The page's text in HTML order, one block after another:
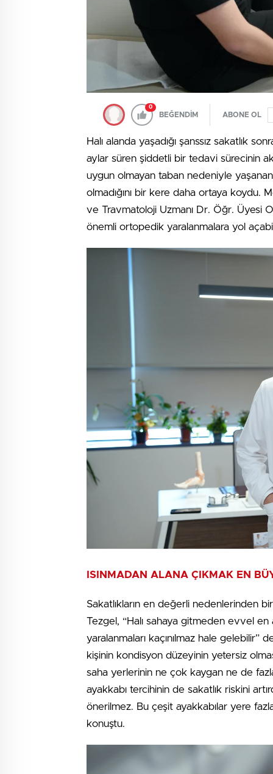
0
BEĞENDİM ABONE OL
Halı alanda yaşadığı şanssız sakatlık
aylar süren şiddetli bir tedavi sürecinin
uygun olmayan taban nedeniyle yaşanan
olmadığını bir kere daha ortaya
ve Travmatoloji Uzmanı Dr. Öğr. Üyesi
önemli ortopedik yaralanmalara yol
ISINMADAN ALANA ÇIKMAK EN
Sakatlıkların en değerli nedenlerinden
Tezgel, “Halı sahaya gitmeden evvel en
yaralanmaları kaçınılmaz hale gelebilir”
kişinin kondisyon düzeyinin yetersiz
saha yerlerinin ne çok kaygan ne de
ayakkabı tercihinin de sakatlık riskini
önerilmez. Bu çeşit ayakkabılar yere
konuştu.